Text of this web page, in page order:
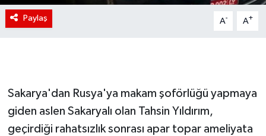
Paylaş A- A+
Sakarya'dan Rusya'ya makam şoförlüğü yapmaya
giden aslen Sakaryalı olan Tahsin Yıldırım,
geçirdiği rahatsızlık sonrası apar topar ameliyata